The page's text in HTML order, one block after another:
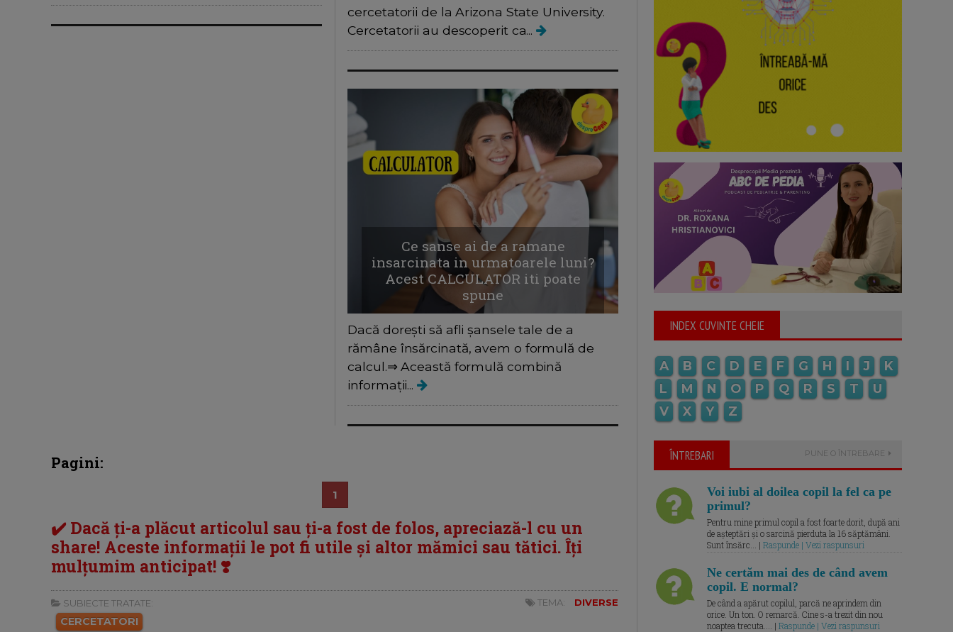
cercetatorii de la Arizona State University.
Cercetatorii au descoperit ca...
Ce sanse ai de a ramane
insarcinata in urmatoarele luni?
Acest CALCULATOR iti poate
spune
Dacă dorești să afli șansele tale de a
rămâne însărcinată, avem o formulă de
calcul.⇒ Această formulă combină
informații...
Pagini:
1
✔️ Dacă ți-a plăcut articolul sau ți-a fost de folos, apreciază-l cu un
share! Aceste informații le pot fi utile și altor mămici sau tătici. Îți
mulțumim anticipat! ❣️
SUBIECTE TRATATE:
CERCETATORI
TEMA: DIVERSE
INDEX CUVINTE CHEIE
A B C D E F G H I J
K
L
M N O P Q R S T
U
V
X Y Z
ÎNTREBARI PUNE O ÎNTREBARE
Voi iubi al doilea copil la fel ca pe
primul?
Pentru mine primul copil a fost foarte dorit, după ani
de așteptări și o sarcină pierduta la 16 săptămâni.
Sunt însărc... | Raspunde | Vezi raspunsuri
Ne certăm mai des de când avem
copil. E normal?
De când a apărut copilul, parcă ne aprindem din
orice. Un ton. O remarcă. Cine s-a trezit din nou
noaptea trecuta.... | Raspunde | Vezi raspunsuri